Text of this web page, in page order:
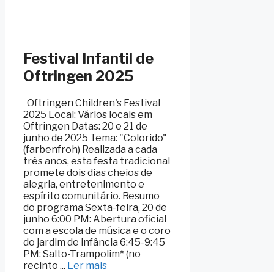
Festival Infantil de
Oftringen 2025
Oftringen Children's Festival
2025 Local: Vários locais em
Oftringen Datas: 20 e 21 de
junho de 2025 Tema: "Colorido"
(farbenfroh) Realizada a cada
três anos, esta festa tradicional
promete dois dias cheios de
alegria, entretenimento e
espírito comunitário. Resumo
do programa Sexta-feira, 20 de
junho 6:00 PM: Abertura oficial
com a escola de música e o coro
do jardim de infância 6:45-9:45
PM: Salto-Trampolim* (no
recinto ... Ler mais